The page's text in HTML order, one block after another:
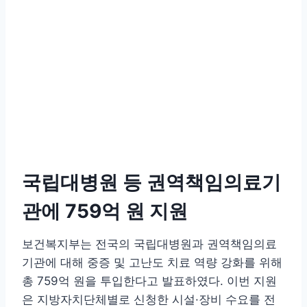
국립대병원 등 권역책임의료기
관에 759억 원 지원
보건복지부는 전국의 국립대병원과 권역책임의료
기관에 대해 중증 및 고난도 치료 역량 강화를 위해
총 759억 원을 투입한다고 발표하였다. 이번 지원
은 지방자치단체별로 신청한 시설·장비 수요를 전